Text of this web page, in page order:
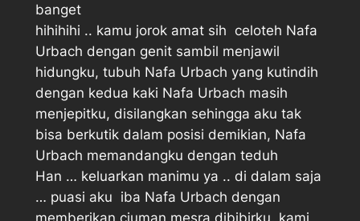
banget 
hihihihi .. kamu jorok amat sih  celoteh Nafa
Urbach dengan genit sambil menjawil
hidungku, tubuh Nafa Urbach yang kutindih
dengan kedua kaki Nafa Urbach masih
menjepitku, disilangkan sehingga aku tak
bisa berkutik dalam posisi demikian, Nafa
Urbach memandangku dengan teduh
Han … keluarkan manimu ya .. di dalam saja
… puasi aku  iba Nafa Urbach dengan
memberikan ciuman mesra dibibirku, kami